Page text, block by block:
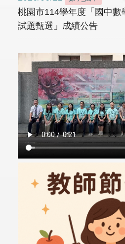
桃園市114學年度「國中數
試題甄選」成績公告